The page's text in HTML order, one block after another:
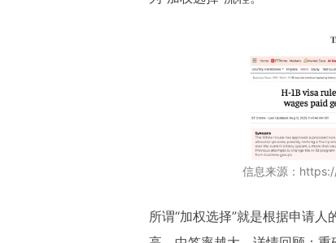
信息来源：
所谓“加权选择”就是根据申请